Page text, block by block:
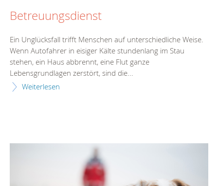
Betreuungsdienst
Ein Unglücksfall trifft Menschen auf unterschiedliche Weise.
Wenn Autofahrer in eisiger Kälte stundenlang im Stau
stehen, ein Haus abbrennt, eine Flut ganze
Lebensgrundlagen zerstört, sind die...
Weiterlesen